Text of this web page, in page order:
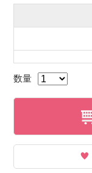
数量